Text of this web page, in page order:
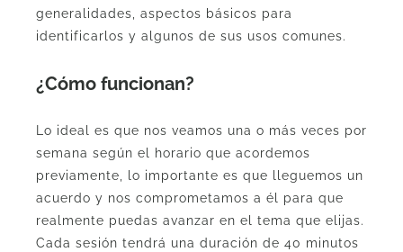
generalidades, aspectos básicos para
identificarlos y algunos de sus usos comunes.
¿Cómo funcionan?
Lo ideal es que nos veamos una o más veces por
semana según el horario que acordemos
previamente, lo importante es que lleguemos un
acuerdo y nos comprometamos a él para que
realmente puedas avanzar en el tema que elijas.
Cada sesión tendrá una duración de 40 minutos